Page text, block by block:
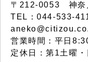
〒212-0053 神奈
TEL：044-533-
営業時間：平日
定休日：第1土曜・